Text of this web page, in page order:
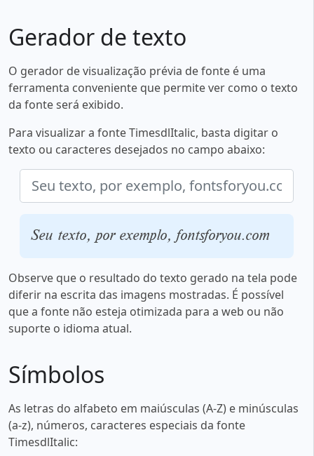
Gerador de texto
O gerador de visualização prévia de fonte é uma
ferramenta conveniente que permite ver como o texto
da fonte será exibido.
Para visualizar a fonte TimesdlItalic, basta digitar o
texto ou caracteres desejados no campo abaixo:
Seu texto, por exemplo, fontsforyou.com
Observe que o resultado do texto gerado na tela pode
diferir na escrita das imagens mostradas. É possível
que a fonte não esteja otimizada para a web ou não
suporte o idioma atual.
Símbolos
As letras do alfabeto em maiúsculas (A-Z) e minúsculas
(a-z), números, caracteres especiais da fonte
TimesdlItalic: